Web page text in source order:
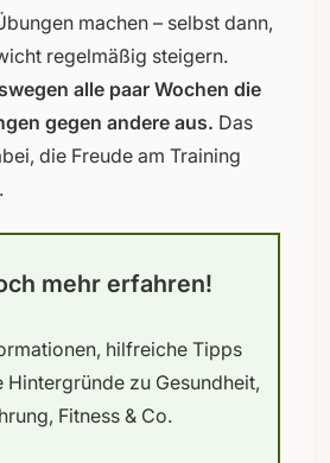
machen – selbst dann,
regelmäßig steigern.
alle paar Wochen die
gegen andere aus. Das
die Freude am Training
mehr erfahren!
hilfreiche Tipps
Hintergründe zu Gesundheit,
Fitness & Co.